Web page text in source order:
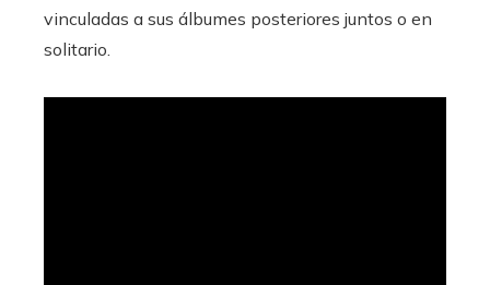
vinculadas a sus álbumes posteriores juntos o en
solitario.